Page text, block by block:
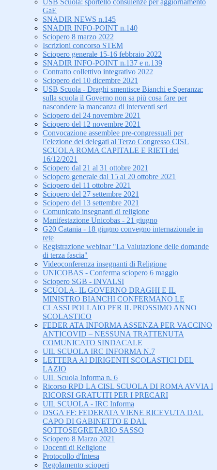
USB Scuola: sportello consulenze per aggiornamento
GaE
SNADIR NEWS n.145
SNADIR INFO-POINT n.140
Sciopero 8 marzo 2022
Iscrizioni concorso STEM
Sciopero generale 15-16 febbraio 2022
SNADIR INFO-POINT n.137 e n.139
Contratto collettivo integrativo 2022
Sciopero del 10 dicembre 2021
USB Scuola - Draghi smentisce Bianchi e Speranza:
sulla scuola il Governo non sa più cosa fare per
nascondere la mancanza di interventi seri
Sciopero del 24 novembre 2021
Sciopero del 12 novembre 2021
Convocazione assemblee pre-congressuali per
l’elezione dei delegati al Terzo Congresso CISL
SCUOLA ROMA CAPITALE E RIETI del
16/12/2021
Sciopero dal 21 al 31 ottobre 2021
Sciopero generale dal 15 al 20 ottobre 2021
Sciopero del 11 ottobre 2021
Sciopero del 27 settembre 2021
Sciopero del 13 settembre 2021
Comunicato insegnanti di religione
Manifestazione Unicobas - 21 giugno
G20 Catania - 18 giugno convegno internazionale in
rete
Registrazione webinar "La Valutazione delle domande
di terza fascia"
Videoconferenza insegnanti di Religione
UNICOBAS - Conferma sciopero 6 maggio
Sciopero SGB - INVALSI
SCUOLA- IL GOVERNO DRAGHI E IL
MINISTRO BIANCHI CONFERMANO LE
CLASSI POLLAIO PER IL PROSSIMO ANNO
SCOLASTICO
FEDER ATA INFORMA ASSENZA PER VACCINO
ANTICOVID – NESSUNA TRATTENUTA
COMUNICATO SINDACALE
UIL SCUOLA IRC INFORMA N.7
LETTERA AI DIRIGENTI SCOLASTICI DEL
LAZIO
UIL Scuola Informa n. 6
Ricorso RPD LA CISL SCUOLA DI ROMA AVVIA I
RICORSI GRATUITI PER I PRECARI
UIL SCUOLA - IRC Informa
DSGA FF: FEDERATA VIENE RICEVUTA DAL
CAPO DI GABINETTO E DAL
SOTTOSEGRETARIO SASSO
Sciopero 8 Marzo 2021
Docenti di Religione
Protocollo d'Intesa
Regolamento scioperi